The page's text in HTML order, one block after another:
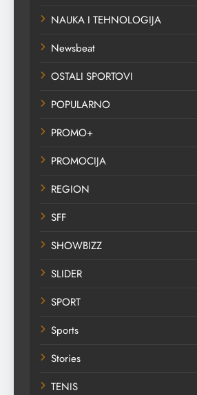
NAUKA I TEHNOLOGIJA
Newsbeat
OSTALI SPORTOVI
POPULARNO
PROMO+
PROMOCIJA
REGION
SFF
SHOWBIZZ
SLIDER
SPORT
Sports
Stories
TENIS